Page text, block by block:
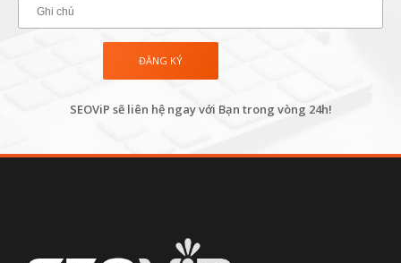
SEOViP sẽ liên hệ ngay với Bạn trong vòng 24h!